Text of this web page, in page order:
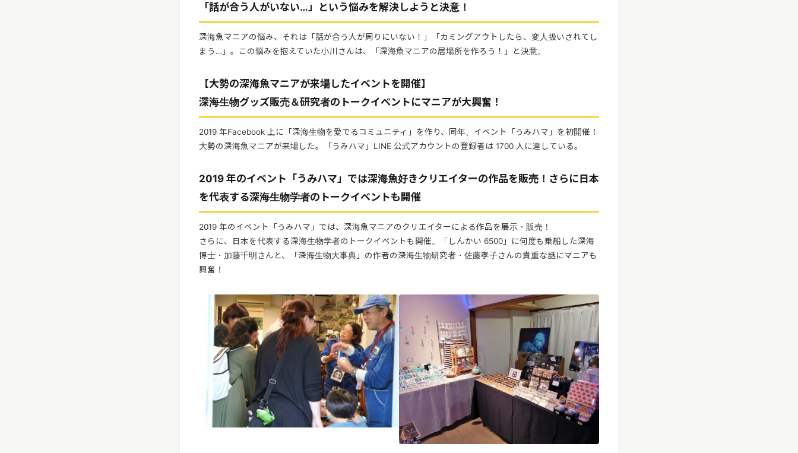
「話が合う人がいない…」という悩みを解決しようと決意！
深海魚マニアの悩み、それは「話が合う人が周りにいない！」「カミングアウトしたら、変人扱いされてし
まう…」。この悩みを抱えていた小川さんは、「深海魚マニアの居場所を作ろう！」と決意。
【大勢の深海魚マニアが来場したイベントを開催】
深海生物グッズ販売＆研究者のトークイベントにマニアが大興奮！
2019 年Facebook 上に「深海生物を愛でるコミュニティ」を作り、同年、イベント「うみハマ」を初開催！
大勢の深海魚マニアが来場した。「うみハマ」LINE 公式アカウントの登録者は 1700 人に達している。
2019 年のイベント「うみハマ」では深海魚好きクリエイターの作品を販売！さらに日本
を代表する深海生物学者のトークイベントも開催
2019 年のイベント「うみハマ」では、深海魚マニアのクリエイターによる作品を展示・販売！
さらに、日本を代表する深海生物学者のトークイベントも開催。「しんかい 6500」に何度も乗船した深海
博士・加藤千明さんと、「深海生物大事典」の作者の深海生物研究者・佐藤孝子さんの貴重な話にマニアも
興奮！